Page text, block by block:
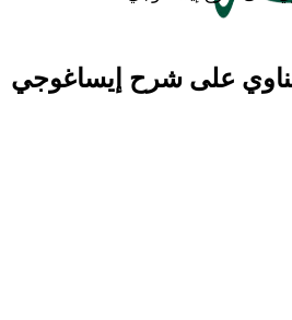
على شرح إيساغوجي